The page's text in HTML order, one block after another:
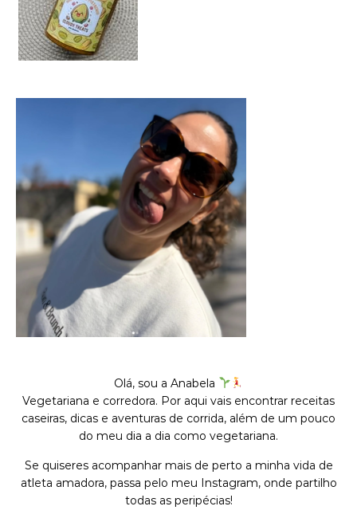
Olá, sou a Anabela
Vegetariana e corredora. Por aqui vais encontrar receitas
caseiras, dicas e aventuras de corrida, além de um pouco
do meu dia a dia como vegetariana.
Se quiseres acompanhar mais de perto a minha vida de
atleta amadora, passa pelo meu Instagram, onde partilho
todas as peripécias!